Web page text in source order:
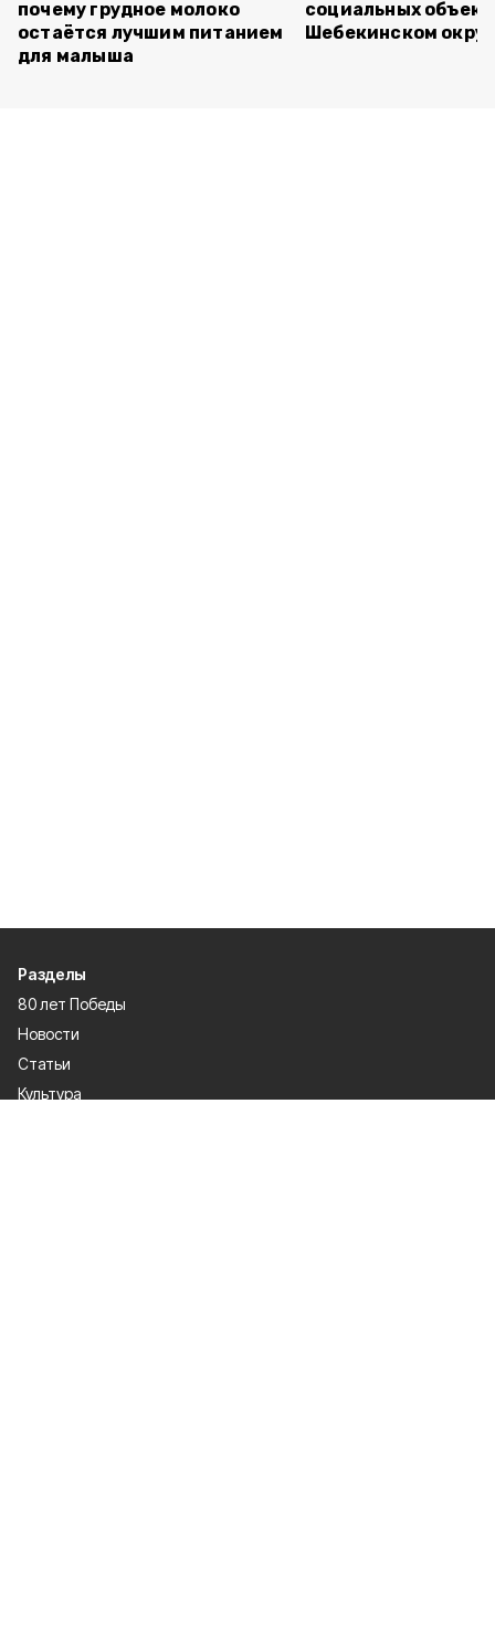
почему грудное молоко
остаётся лучшим питанием
для малыша
социальных
Шебекинском
Разделы
80 лет Победы
Новости
Статьи
Культура